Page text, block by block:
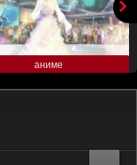
аниме